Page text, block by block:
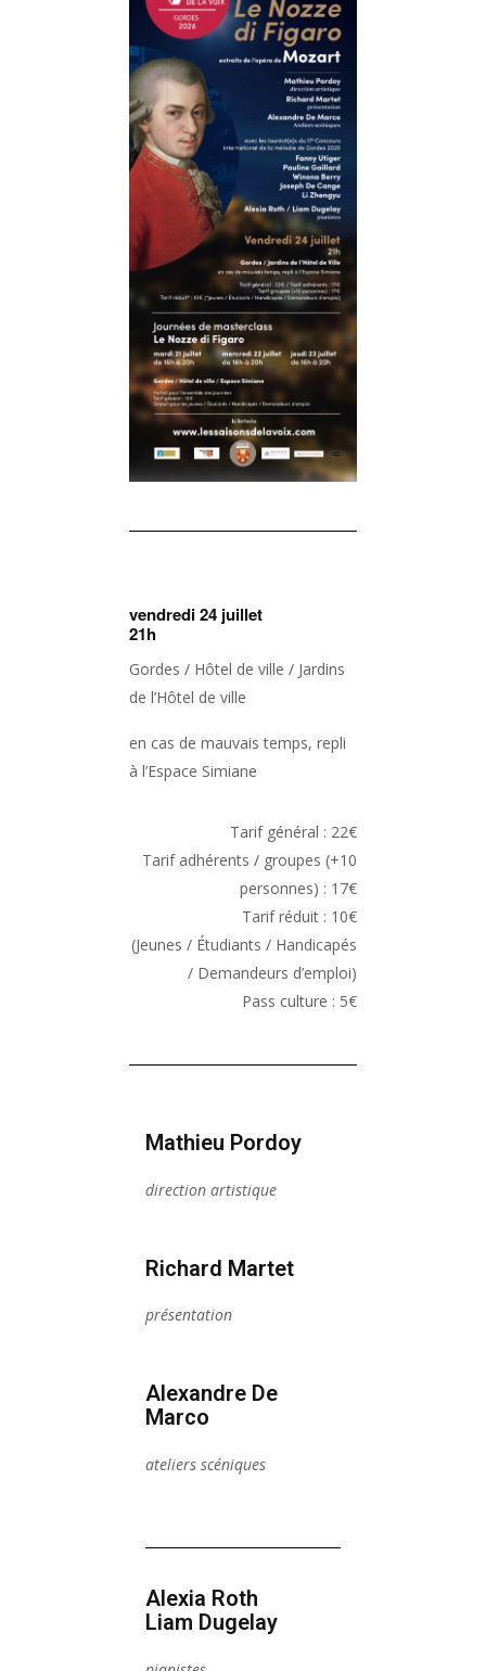
vendredi 24 juillet
21h
Gordes / Hôtel de ville / Jardins
de l’Hôtel de ville
en cas de mauvais temps, repli
à l’Espace Simiane
Tarif général : 22€
Tarif adhérents / groupes (+10
personnes) : 17€
Tarif réduit : 10€
(Jeunes / Étudiants / Handicapés
/ Demandeurs d’emploi)
Pass culture : 5€
Mathieu Pordoy
direction artistique
Richard Martet
présentation
Alexandre De
Marco
ateliers scéniques
Alexia Roth
Liam Dugelay